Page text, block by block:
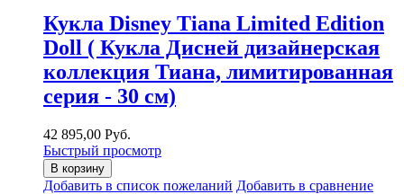
Кукла Disney Tiana Limited Edition
Doll ( Кукла Дисней дизайнерская
коллекция Тиана, лимитированная
серия - 30 см)
42 895,00 Руб.
Быстрый просмотр
В корзину
Добавить в список пожеланий Добавить в сравнение